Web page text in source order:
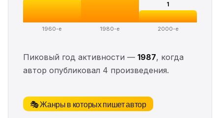
1960-е 1980-е
1
2000-е
Пиковый год активности — 1987, когда
автор опубликовал 4 произведения.
🎭 Жанры в которых пишет автор